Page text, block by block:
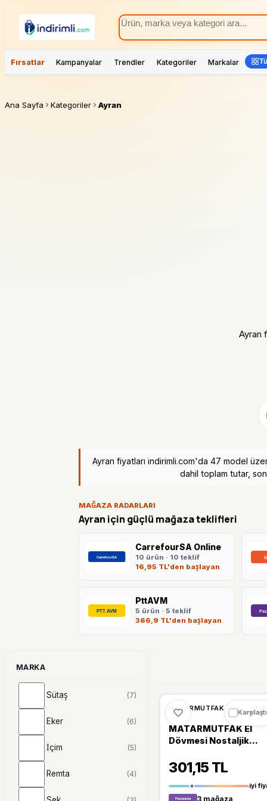
Fırsatlar Kampanyalar Trendler Kategoriler Markalar
Ana Sayfa Kategoriler Ayran
Ayran
Ayran fiyatları indirimli.com'da 47 model
dahil toplam tutar,
MAĞAZA RADARLARI
Ayran için güçlü mağaza teklifleri
CarrefourSA Online
10 ürün · 10 teklif
16,95 TL'den başlayan
PttAVM
5 ürün · 5 teklif
366,9 TL'den başlayan
MARKA
Sütaş (7)
Eker (6)
İçim (5)
Remta (4)
%25 🔥
MATARMUTFAK
MATARMUTFAK El
Dövmesi Nostaljik
Bardağı
301,15 TL
iyi